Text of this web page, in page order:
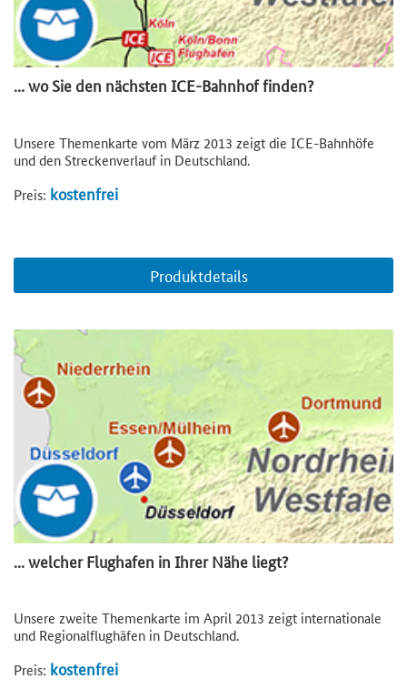
... wo Sie den nächsten ICE-Bahnhof finden?
Unsere Themenkarte vom März 2013 zeigt die ICE-Bahnhöfe
und den Streckenverlauf in Deutschland.
Preis: kostenfrei
Produktdetails
... welcher Flughafen in Ihrer Nähe liegt?
Unsere zweite Themenkarte im April 2013 zeigt internationale
und Regionalflughäfen in Deutschland.
Preis: kostenfrei